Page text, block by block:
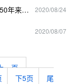
2020/08/24
透明度下降和地表太阳辐射降低共同造成近50年来湖泊水下变暗
2020/08/07
一页
下5页
尾